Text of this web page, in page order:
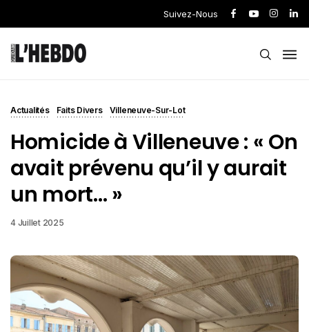
Suivez-Nous
Actualités Faits Divers Villeneuve-Sur-Lot
Homicide à Villeneuve : « On
avait prévenu qu’il y aurait
un mort… »
4 Juillet 2025